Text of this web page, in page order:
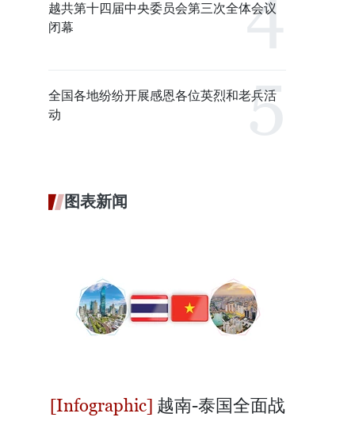
越共第十四届中央委员会第三次全体会议
闭幕
全国各地纷纷开展感恩各位英烈和老兵活
动
图表新闻
越南-泰国全面战